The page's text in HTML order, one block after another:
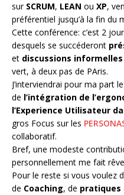
sur SCRUM, LEAN ou XP,
préférentiel jusqu’à la fin du
Cette conférence: c’est 2
desquels se succéderont
et discussions informelles
vert, à deux pas de PAris.
J’interviendrai pour ma part
de l’intégration de
l’Experience Utilisateur
gros Focus sur les
collaboratif.
Bref, une modeste
personnellement me fait
Pour le reste si vous voulez
de Coaching, de pratiques